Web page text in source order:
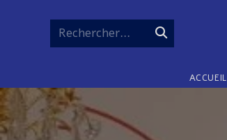
Rechercher… Envoyer
recherche
ACCUEIL